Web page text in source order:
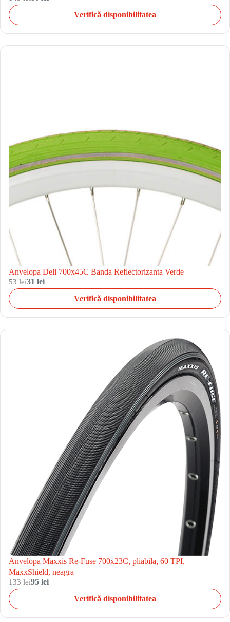
Verifică disponibilitatea
Anvelopa Deli 700x45C Banda Reflectorizanta Verde
53 lei31 lei
Verifică disponibilitatea
Anvelopa Maxxis Re-Fuse 700x23C, pliabila, 60 TPI,
MaxxShield, neagra
133 lei95 lei
Verifică disponibilitatea